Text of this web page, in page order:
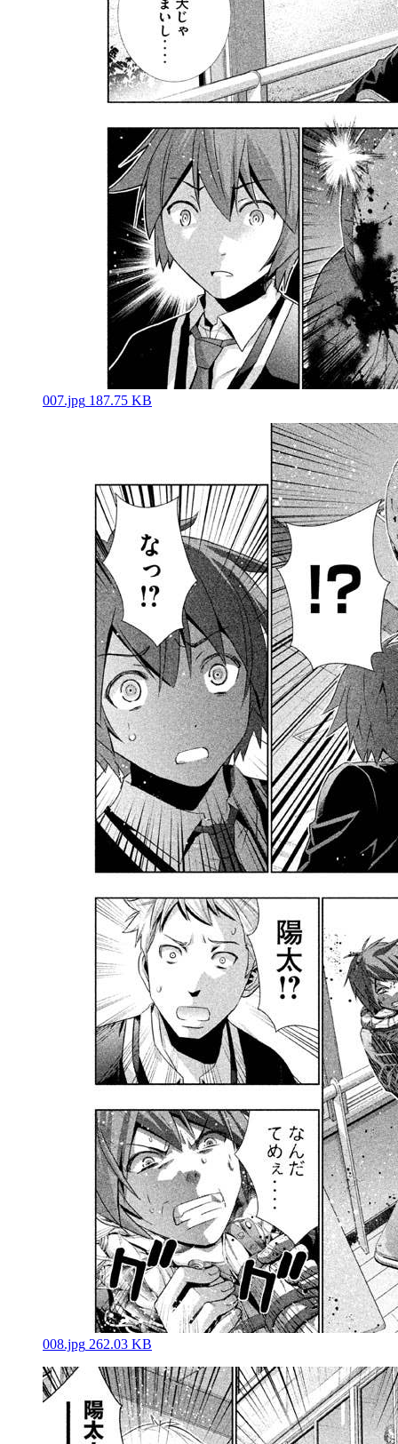
007.jpg 187.75 KB
008.jpg 262.03 KB